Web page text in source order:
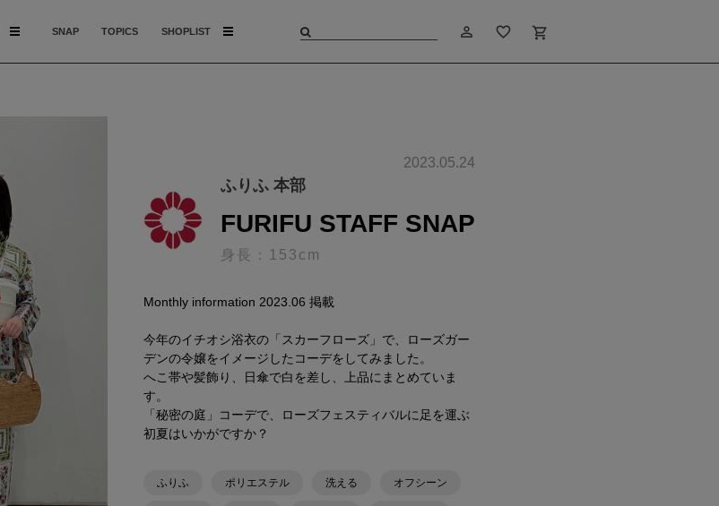
SNAP TOPICS SHOPLIST person_outline favorite_border shopping_cart
2023.05.24
ふりふ 本部
FURIFU STAFF SNAP
身長：153cm
Monthly information 2023.06 掲載
今年のイチオシ浴衣の「スカーフローズ」で、ローズガー
デンの令嬢をイメージしたコーデをしてみました。
へこ帯や髪飾り、日傘で白を差し、上品にまとめていま
す。
「秘密の庭」コーデで、ローズフェスティバルに足を運ぶ
初夏はいかがですか？
ふりふ ポリエステル 洗える オフシーン